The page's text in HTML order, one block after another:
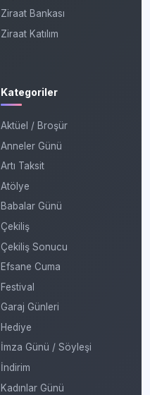
Ziraat Bankası
Ziraat Katılım
Kategoriler
Aktüel / Broşür
Anneler Günü
Artı Taksit
Atölye
Babalar Günü
Çekiliş
Çekiliş Sonucu
Efsane Cuma
Festival
Garaj Günleri
Hediye
İmza Günü / Söyleşi
İndirim
Kadınlar Günü